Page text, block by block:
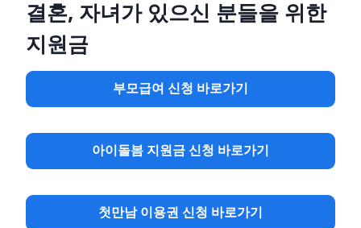
결혼, 자녀가 있으신 분들을 위한
지원금
부모급여신청바로가기
아이돌봄 지원금 신청 바로가기
첫만남 이용권 신청 바로가기